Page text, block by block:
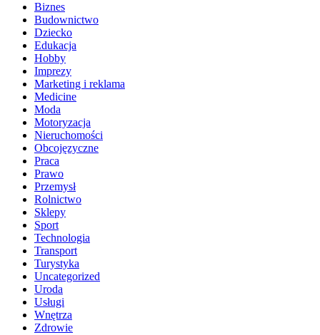
Biznes
Budownictwo
Dziecko
Edukacja
Hobby
Imprezy
Marketing i reklama
Medicine
Moda
Motoryzacja
Nieruchomości
Obcojęzyczne
Praca
Prawo
Przemysł
Rolnictwo
Sklepy
Sport
Technologia
Transport
Turystyka
Uncategorized
Uroda
Usługi
Wnętrza
Zdrowie